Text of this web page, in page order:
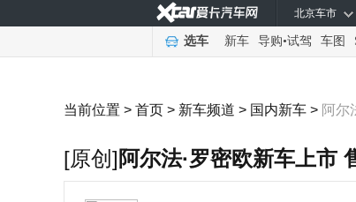
北京车市
选车 新车 导购•试驾 车图
当前位置 > 首页 > 新车频道 > 国内新车 > 阿尔
[原创] 阿尔法·罗密欧新车上市